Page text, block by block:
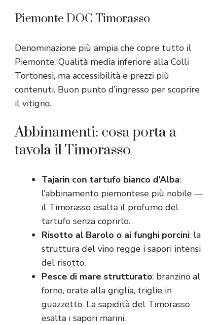
Piemonte DOC Timorasso
Denominazione più ampia che copre tutto il
Piemonte. Qualità media inferiore alla Colli
Tortonesi, ma accessibilità e prezzi più
contenuti. Buon punto d’ingresso per scoprire
il vitigno.
Abbinamenti: cosa porta a
tavola il Timorasso
Tajarin con tartufo bianco d’Alba:
l’abbinamento piemontese più nobile —
il Timorasso esalta il profumo del
tartufo senza coprirlo.
Risotto al Barolo o ai funghi porcini: la
struttura del vino regge i sapori intensi
del risotto.
Pesce di mare strutturato: branzino al
forno, orate alla griglia, triglie in
guazzetto. La sapidità del Timorasso
esalta i sapori marini.